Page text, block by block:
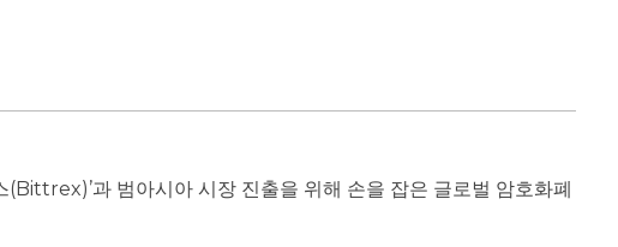
과 범아시아 시장 진출을 위해 손을 잡은 글로벌 암호화폐